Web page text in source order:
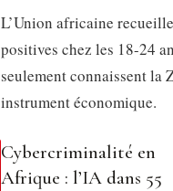
L’Union africaine
positives chez les 18-24
seulement connaissent la
instrument économique.
Cybercriminalité en
Afrique : l’IA dans 55